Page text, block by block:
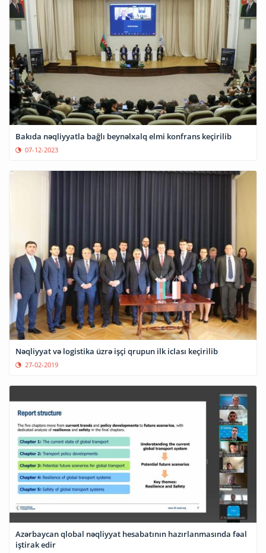
Bakıda nəqliyyatla bağlı beynəlxalq elmi konfrans keçirilib
07-12-2023
Nəqliyyat və logistika üzrə işçi qrupun ilk iclası keçirilib
27-02-2019
Azərbaycan qlobal nəqliyyat hesabatının hazırlanmasında fəal
iştirak edir